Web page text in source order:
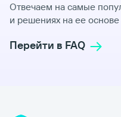
Отвечаем на самые
и решениях на ее основе
Перейти в FAQ